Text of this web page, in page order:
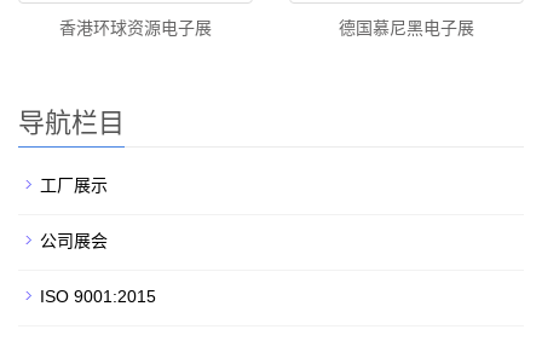
香港环球资源电子展 德国慕尼黑电子展
导航栏目
工厂展示
公司展会
ISO 9001:2015